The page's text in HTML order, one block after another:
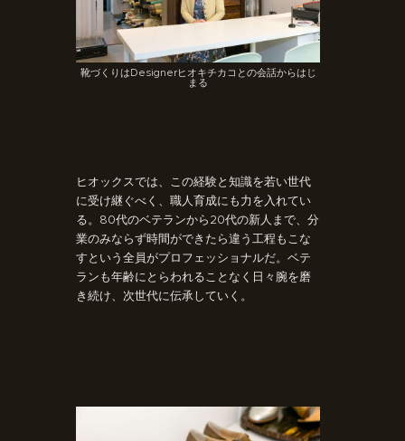
靴づくりはDesignerヒオキチカコとの会話からはじ
まる
ヒオックスでは、この経験と知識を若い世代
に受け継ぐべく、職人育成にも力を入れてい
る。80代のベテランから20代の新人まで、分
業のみならず時間ができたら違う工程もこな
すという全員がプロフェッショナルだ。ベテ
ランも年齢にとらわれることなく日々腕を磨
き続け、次世代に伝承していく。